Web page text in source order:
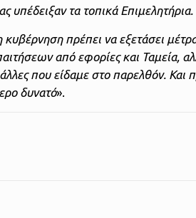
υπέδειξαν τα τοπικά Επιμελητήρια.
κυβέρνηση πρέπει να εξετάσει
από εφορίες και Ταμεία,
που είδαμε στο παρελθόν. Και
δυνατό».